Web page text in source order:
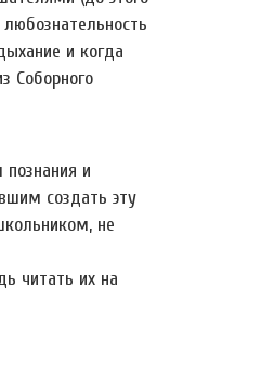
и когда
Соборного
и
создать эту
не
читать их на